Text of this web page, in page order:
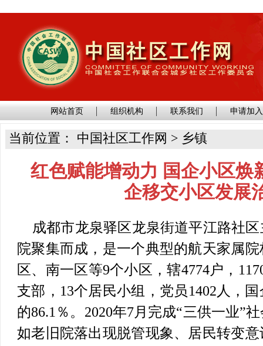
网站首页 组织机构 联系我们 申请加
当前位置： 中国社区工作网 > 乡镇
红色赋能增动力 国企小区
企移交小区发展
成都市龙泉驿区龙泉街道平江路社
院聚集而成，是一个典型的航天家属
区、南一区等9个小区，辖4774户，
支部，13个居民小组，党员1402人，
的86.1％。2020年7月完成“三供一业”
如老旧院落出现脱管现象、居民转变